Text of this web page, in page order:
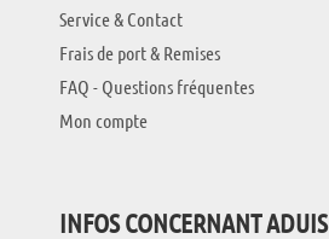
Service & Contact
Frais de port & Remises
FAQ - Questions fréquentes
Mon compte
INFOS CONCERNANT ADUIS